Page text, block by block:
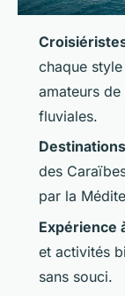
chaque
amateurs
fluviales.
des
par la
Expérience
et activités
sans souci.